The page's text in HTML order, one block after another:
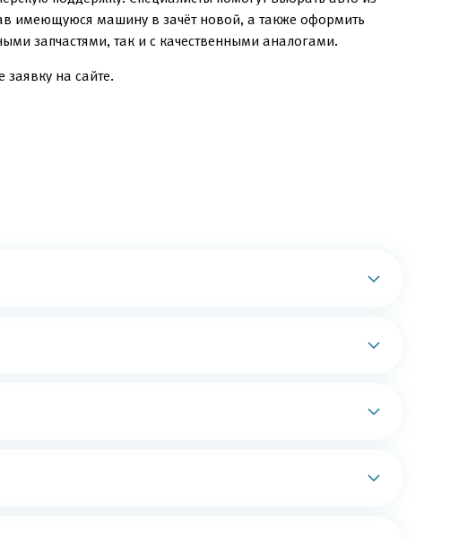
имеющуюся машину в зачёт новой, а также оформить
запчастями, так и с качественными аналогами.
на сайте.